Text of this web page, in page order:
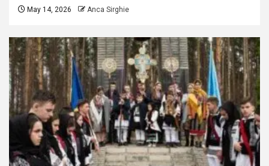
May 14, 2026 Anca Sirghie